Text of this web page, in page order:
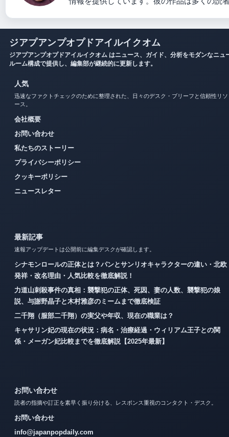
ジアプアンプオプドアイルイクオム
ジアプアンプオプドアイルイクオム はニュース、ガイド、分析をモダンなニュ
ルーム構成で提供し、編集部が継続的に更新します。
人気
迅速なファクトチェックのために整理された、日々のデスク・ブリーフと信頼性リソ
ース。
会社概要
お問い合わせ
私たちのストーリー
プライバシーポリシー
クッキーポリシー
ニュースレター
最新記事
速報アップデートは公開前に編集デスクが確認します。
シナモンロールの正体とは？パンとサンリオキャラクターの違い・北欧
発祥・改名理由・人気比較を徹底解説！
力道山刺殺事件の真相：襲撃犯の正体、死因、妻の人数、襲撃犯の娘
説、与謝野晶子と木村雅彦のミームまで徹底検証
二千翔（服部二千翔）の実父や年収、現在の職業は？
キャサリン妃の現在の状況：病名・治療経過・ウィリアム王子との関
係・メーガン妃比較までを徹底解説【2025年最新】
お問い合わせ
読者の指摘や訂正を素早く振り分ける、レスポンス重視のコンタクト・デスク。
お問い合わせ
info@japanpopdaily.com